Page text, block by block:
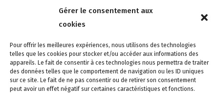
Gérer le consentement aux
cookies
Pour offrir les meilleures expériences, nous utilisons des technologies
telles que les cookies pour stocker et/ou accéder aux informations des
appareils. Le fait de consentir à ces technologies nous permettra de traiter
des données telles que le comportement de navigation ou les ID uniques
sur ce site. Le fait de ne pas consentir ou de retirer son consentement
peut avoir un effet négatif sur certaines caractéristiques et fonctions.
4 rue de la Tour 85150 Les Achards